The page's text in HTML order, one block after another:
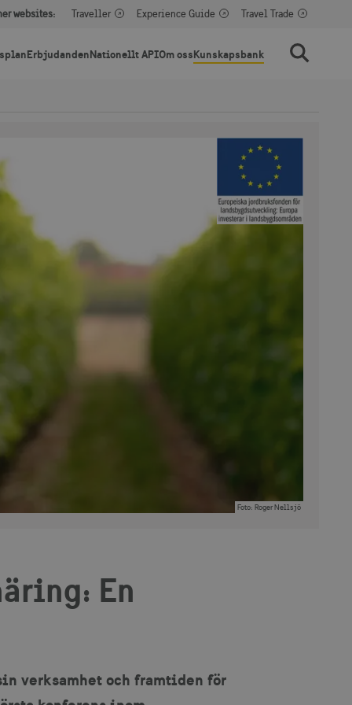
websites: Traveller Experience Guide Travel Trade
ErbjudandenNationellt APIOm ossKunskapsbank Sök
Foto: Roger Nellsjö
En
verksamhet och framtiden för